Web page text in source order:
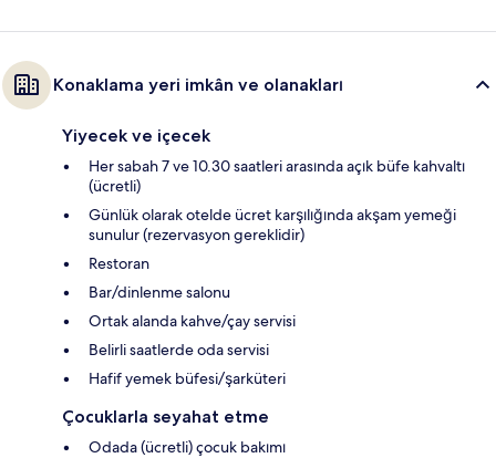
Konaklama yeri imkân ve olanakları
Yiyecek ve içecek
Her sabah 7 ve 10.30 saatleri arasında açık büfe kahvaltı
(ücretli)
Günlük olarak otelde ücret karşılığında akşam yemeği
sunulur (rezervasyon gereklidir)
Restoran
Bar/dinlenme salonu
Ortak alanda kahve/çay servisi
Belirli saatlerde oda servisi
Hafif yemek büfesi/şarküteri
Çocuklarla seyahat etme
Odada (ücretli) çocuk bakımı